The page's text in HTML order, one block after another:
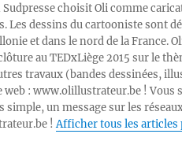
Sudpresse choisit Oli comme
Les dessins du cartooniste sont
et dans le nord de la France.
au TEDxLiège 2015 sur le
travaux (bandes dessinées,
web : www.olillustrateur.be ! Vous
simple, un message sur les
!Afficher tous les articles